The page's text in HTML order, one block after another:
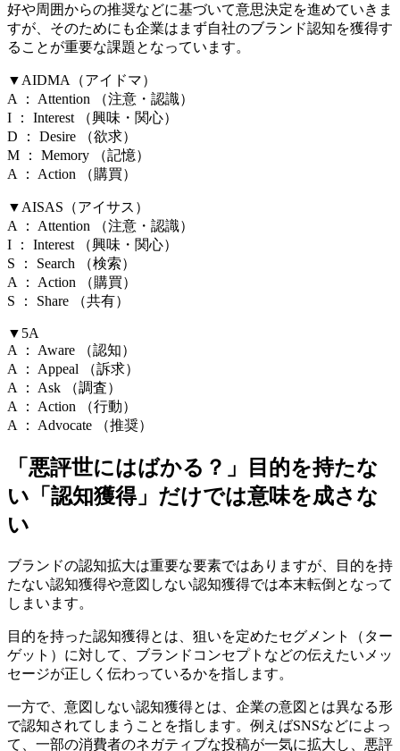
好や周囲からの推奨などに基づいて意思決定を進めていきま
すが、そのためにも企業はまず自社のブランド認知を獲得す
ることが重要な課題となっています。
▼AIDMA（アイドマ）
A ： Attention （注意・認識）
I ： Interest （興味・関心）
D ： Desire （欲求）
M ： Memory （記憶）
A ： Action （購買）
▼AISAS（アイサス）
A ： Attention （注意・認識）
I ： Interest （興味・関心）
S ： Search （検索）
A ： Action （購買）
S ： Share （共有）
▼5A
A ： Aware （認知）
A ： Appeal （訴求）
A ： Ask （調査）
A ： Action （行動）
A ： Advocate （推奨）
「悪評世にはばかる？」目的を持たな
い「認知獲得」だけでは意味を成さな
い
ブランドの認知拡大は重要な要素ではありますが、目的を持
たない認知獲得や意図しない認知獲得では本末転倒となって
しまいます。
目的を持った認知獲得とは、狙いを定めたセグメント（ター
ゲット）に対して、ブランドコンセプトなどの伝えたいメッ
セージが正しく伝わっているかを指します。
一方で、意図しない認知獲得とは、企業の意図とは異なる形
で認知されてしまうことを指します。例えばSNSなどによっ
て、一部の消費者のネガティブな投稿が一気に拡大し、悪評